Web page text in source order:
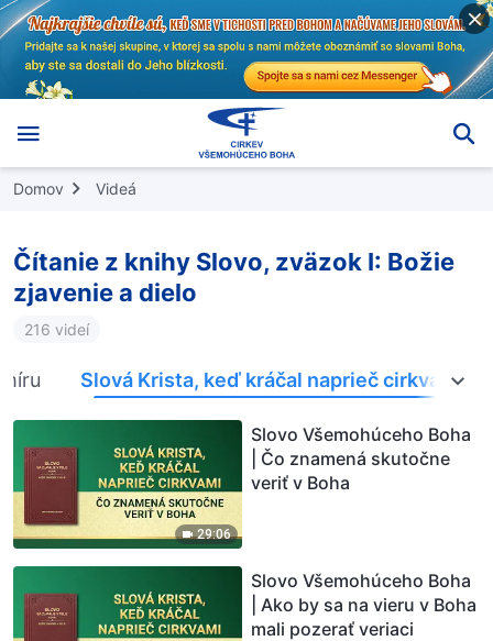
Domov Videá
Čítanie z knihy Slovo, zväzok I: Božie
zjavenie a dielo
216 videí
Slová Krista, keď kráčal naprieč cirkvami
29:06
Slovo Všemohúceho Boha
| Čo znamená skutočne
veriť v Boha
Slovo Všemohúceho Boha
| Ako by sa na vieru v Boha
mali pozerať veriaci